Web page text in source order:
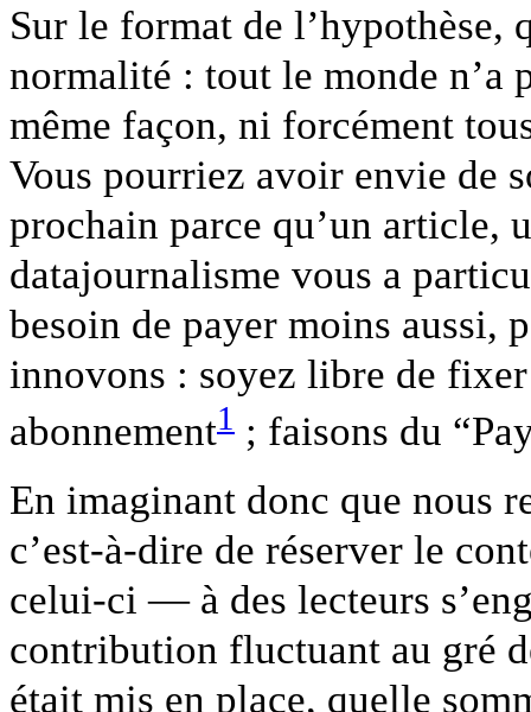
Sur le format de l’hypothèse,
normalité : tout le monde n’a
même façon, ni forcément
Vous pourriez avoir envie de
prochain parce qu’un article,
datajournalisme vous a
besoin de payer moins aussi,
innovons : soyez libre de
abonnement1 ; faisons du
En imaginant donc que nous
c’est-à-dire de réserver le
celui-ci — à des lecteurs
contribution fluctuant au gré
était mis en place, quelle